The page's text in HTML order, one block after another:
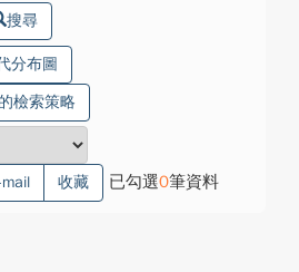
搜尋
分布圖
檢索策略
mail 收藏 已勾選0筆資料